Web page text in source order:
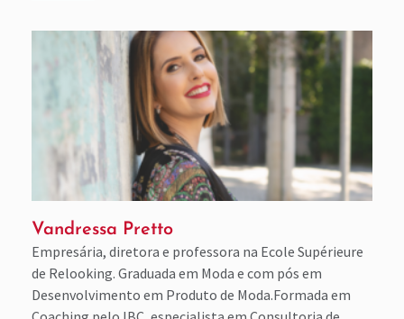
Vandressa Pretto
Empresária, diretora e professora na Ecole Supérieure
de Relooking. Graduada em Moda e com pós em
Desenvolvimento em Produto de Moda.Formada em